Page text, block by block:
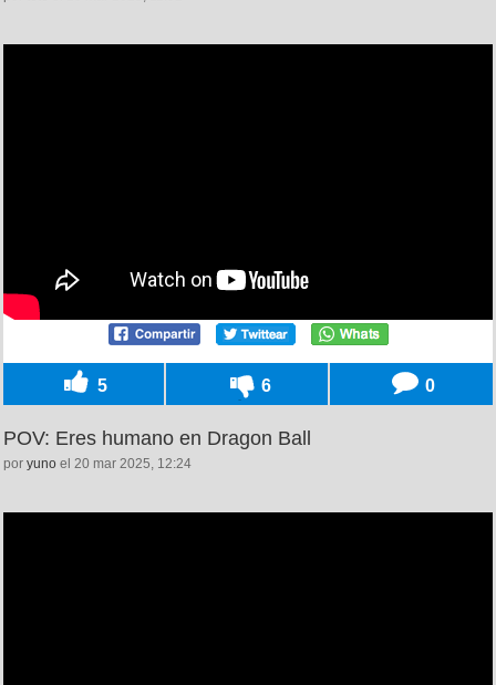
5 6 0
POV: Eres humano en Dragon Ball
por yuno el 20 mar 2025, 12:24